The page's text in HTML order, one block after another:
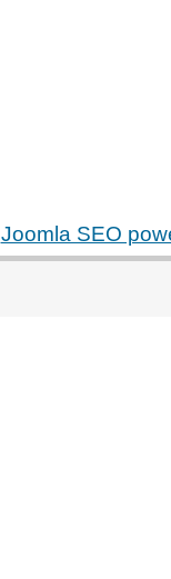
Joomla SEO